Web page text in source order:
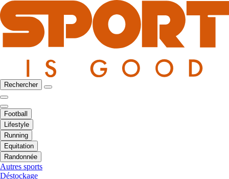
Rechercher
Football
Lifestyle
Running
Equitation
Randonnée
Autres sports
Déstockage